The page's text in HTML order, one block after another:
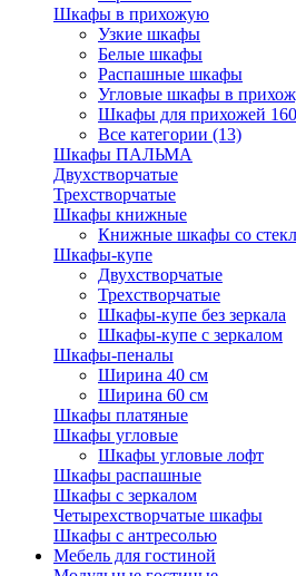
Шкафы в прихожую
Узкие шкафы
Белые шкафы
Распашные шкафы
Угловые шкафы в
Шкафы для прихожей
Все категории (13)
Шкафы ПАЛЬМА
Двухстворчатые
Трехстворчатые
Шкафы книжные
Книжные шкафы со
Шкафы-купе
Двухстворчатые
Трехстворчатые
Шкафы-купе без зеркала
Шкафы-купе с зеркалом
Шкафы-пеналы
Ширина 40 см
Ширина 60 см
Шкафы платяные
Шкафы угловые
Шкафы угловые лофт
Шкафы распашные
Шкафы с зеркалом
Четырехстворчатые шкафы
Шкафы с антресолью
Мебель для гостиной